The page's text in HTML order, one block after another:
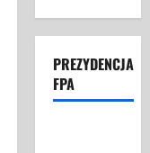
PREZYDENCJA
FPA